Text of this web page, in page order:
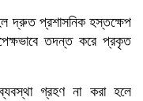
দ্রুত প্রশাসনিক হস্তক্ষেপ
তদন্ত করে প্রকৃত
গ্রহণ না করা হলে